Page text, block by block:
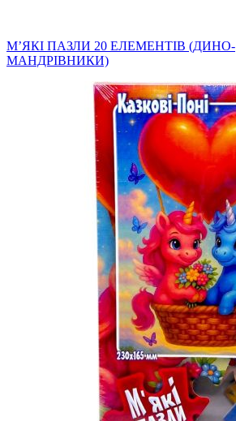
МʼЯКІ ПАЗЛИ 20 ЕЛЕМЕНТІВ (ДИНО-
МАНДРІВНИКИ)